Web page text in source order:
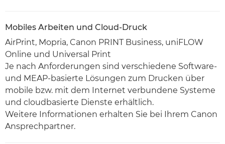
Mobiles Arbeiten und Cloud-Druck
AirPrint, Mopria, Canon PRINT Business, uniFLOW
Online und Universal Print
Je nach Anforderungen sind verschiedene Software-
und MEAP-basierte Lösungen zum Drucken über
mobile bzw. mit dem Internet verbundene Systeme
und cloudbasierte Dienste erhältlich.
Weitere Informationen erhalten Sie bei Ihrem Canon
Ansprechpartner.